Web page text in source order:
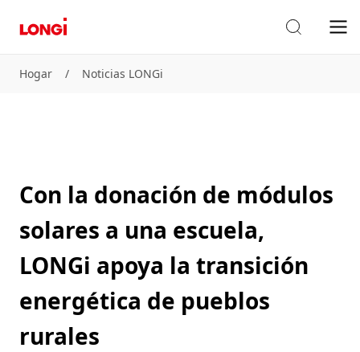
Hogar / Noticias LONGi
Con la donación de módulos
solares a una escuela,
LONGi apoya la transición
energética de pueblos
rurales